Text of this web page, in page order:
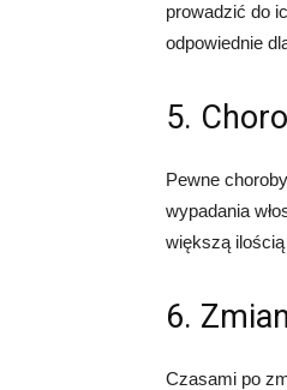
prowadzić do
odpowiednie
5.
Pewne
wypadania
większą ilością
6.
Czasami po